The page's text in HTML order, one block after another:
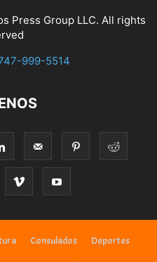
Press Group LLC. All rights
999-5514
Consulados Deportes